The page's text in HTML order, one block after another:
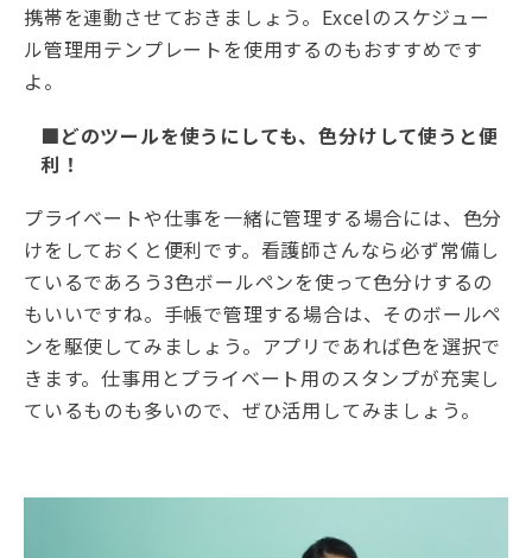
携帯を連動させておきましょう。Excelのスケジュー
ル管理用テンプレートを使用するのもおすすめです
よ。
■どのツールを使うにしても、色分けして使うと便
利！
プライベートや仕事を一緒に管理する場合には、色分
けをしておくと便利です。看護師さんなら必ず常備し
ているであろう3色ボールペンを使って色分けするの
もいいですね。手帳で管理する場合は、そのボールペ
ンを駆使してみましょう。アプリであれば色を選択で
きます。仕事用とプライベート用のスタンプが充実し
ているものも多いので、ぜひ活用してみましょう。